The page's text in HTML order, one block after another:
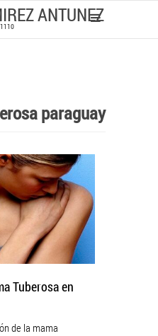
ANTUNEZ
paraguay
Tuberosa en
de la mama